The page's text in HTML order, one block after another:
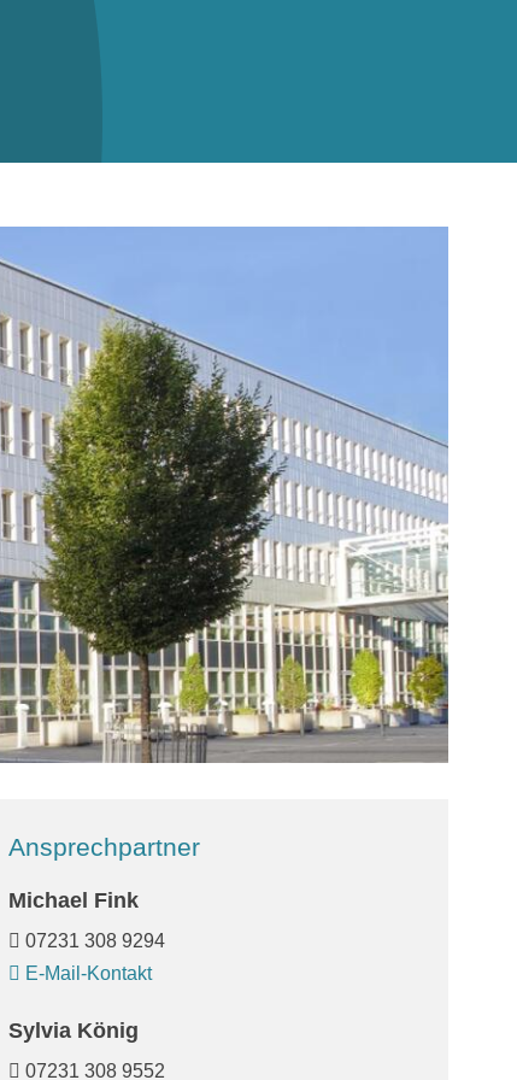
Ansprechpartner
Michael Fink
07231 308 9294
E-Mail-Kontakt
Sylvia König
07231 308 9552